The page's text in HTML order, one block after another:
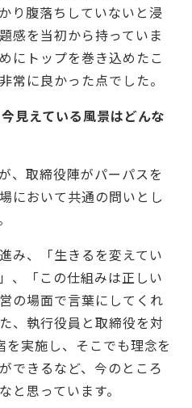
り腹落ちしていないと浸
感を当初から持っていま
にトップを巻き込めたこ
常に良かった点でした。
見えている風景はどんな
、取締役陣がパーパスを
において共通の問いとし
み、「生きるを変えてい
、「この仕組みは正しい
の場面で言葉にしてくれ
、執行役員と取締役を対
実施し、そこでも理念を
できるなど、今のところ
と思っています。